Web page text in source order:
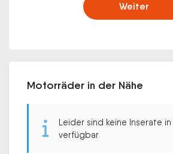
Weiter
Motorräder in der Nähe
Leider sind keine Inserate
verfügbar